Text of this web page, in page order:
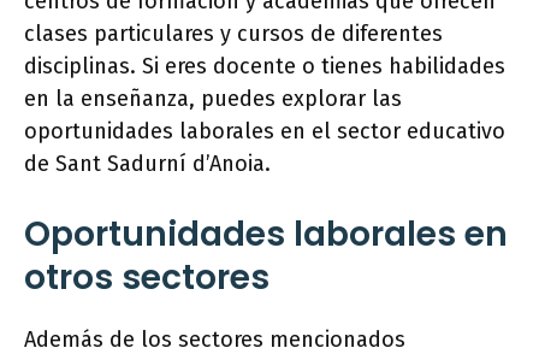
clases particulares y cursos de diferentes
disciplinas. Si eres docente o tienes habilidades
en la enseñanza, puedes explorar las
oportunidades laborales en el sector educativo
de Sant Sadurní d’Anoia.
Oportunidades laborales en
otros sectores
Además de los sectores mencionados